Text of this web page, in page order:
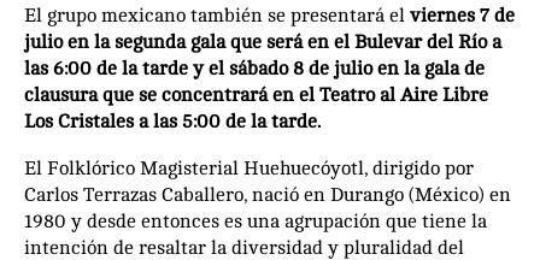
El grupo mexicano también se presentará el viernes 7 de
julio en la segunda gala que será en el Bulevar del Río a
las 6:00 de la tarde y el sábado 8 de julio en la gala de
clausura que se concentrará en el Teatro al Aire Libre
Los Cristales a las 5:00 de la tarde.
El Folklórico Magisterial Huehuecóyotl, dirigido por
Carlos Terrazas Caballero, nació en Durango (México) en
1980 y desde entonces es una agrupación que tiene la
intención de resaltar la diversidad y pluralidad del